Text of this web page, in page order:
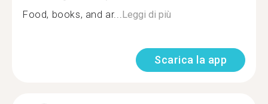
Food, books, and ar...Leggi di più
Scarica la app